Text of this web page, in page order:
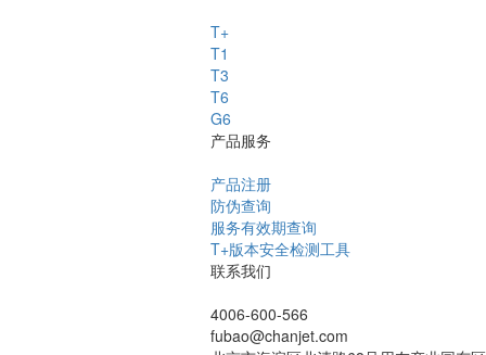
T+
T1
T3
T6
G6
产品服务
产品注册
防伪查询
服务有效期查询
T+版本安全检测工具
联系我们
4006-600-566
fubao@chanjet.com